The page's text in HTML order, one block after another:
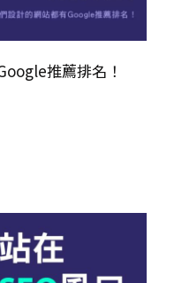
推薦排名！